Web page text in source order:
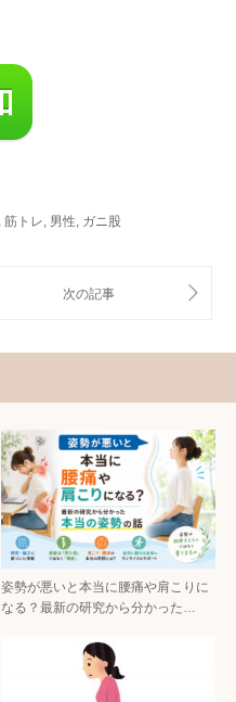
筋トレ 男性 ガニ股
姿勢が悪いと本当に腰痛や肩こりに
なる？最新の研究から分かった…